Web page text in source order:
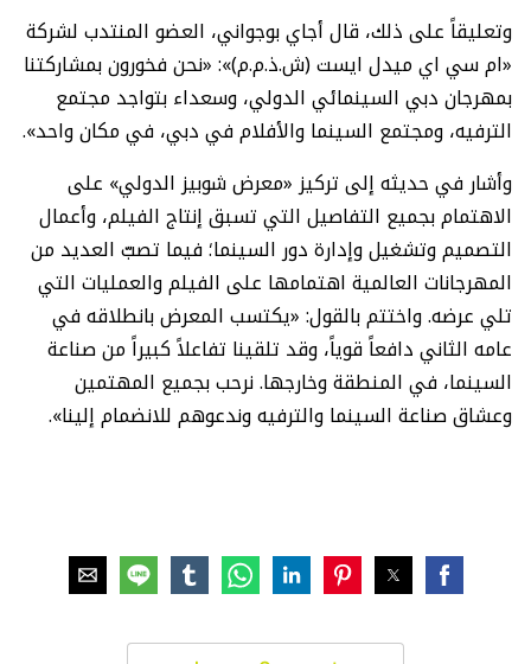
وتعليقاً على ذلك، قال أجاي بوجواني، العضو المنتدب لشركة
«ام سي اي ميدل ايست (ش.ذ.م.م)»: «نحن فخورون بمشاركتنا
بمهرجان دبي السينمائي الدولي، وسعداء بتواجد مجتمع
الترفيه، ومجتمع السينما والأفلام في دبي، في مكان واحد».
وأشار في حديثه إلى تركيز «معرض شوبيز الدولي» على
الاهتمام بجميع التفاصيل التي تسبق إنتاج الفيلم، وأعمال
التصميم وتشغيل وإدارة دور السينما؛ فيما تصبّ العديد من
المهرجانات العالمية اهتمامها على الفيلم والعمليات التي
تلي عرضه. واختتم بالقول: «يكتسب المعرض بانطلاقه في
عامه الثاني دافعاً قوياً، وقد تلقينا تفاعلاً كبيراً من صناعة
السينما، في المنطقة وخارجها. نرحب بجميع المهتمين
وعشاق صناعة السينما والترفيه وندعوهم للانضمام إلينا».